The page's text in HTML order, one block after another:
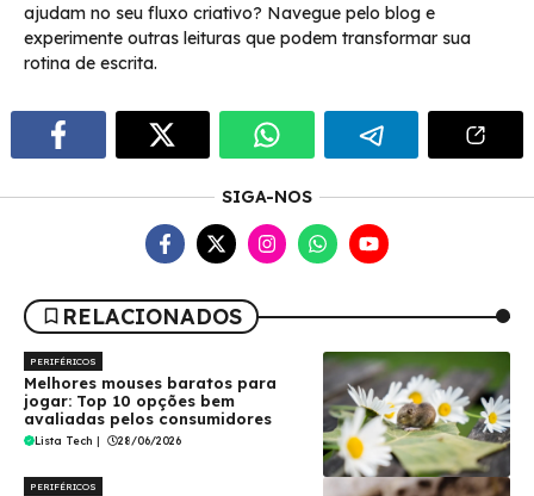
ajudam no seu fluxo criativo? Navegue pelo blog e
experimente outras leituras que podem transformar sua
rotina de escrita.
SIGA-NOS
RELACIONADOS
PERIFÉRICOS
Melhores mouses baratos para
jogar: Top 10 opções bem
avaliadas pelos consumidores
Lista Tech | 28/06/2026
PERIFÉRICOS